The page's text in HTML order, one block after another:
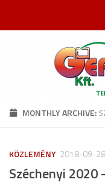
MONTHLY ARCHIVE:
KÖZLEMÉNY 2018-09-28
Széchenyi 2020